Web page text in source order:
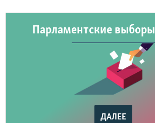
Парламентские выборы
ДАЛЕЕ